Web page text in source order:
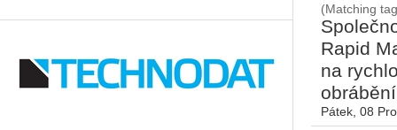
(Matching
Rapid
na
Pátek, 08